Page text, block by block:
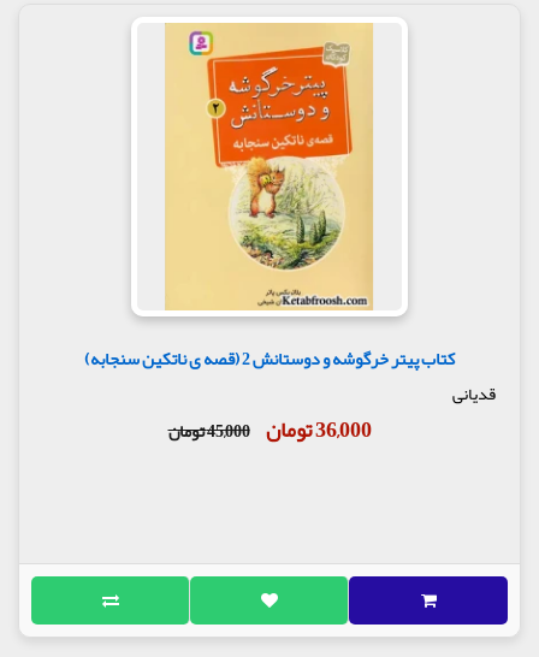
کتاب پیتر خرگوشه و دوستانش 2 (قصه ی ناتکین سنجابه)
قدیانی
36,000 تومان 45,000 تومان